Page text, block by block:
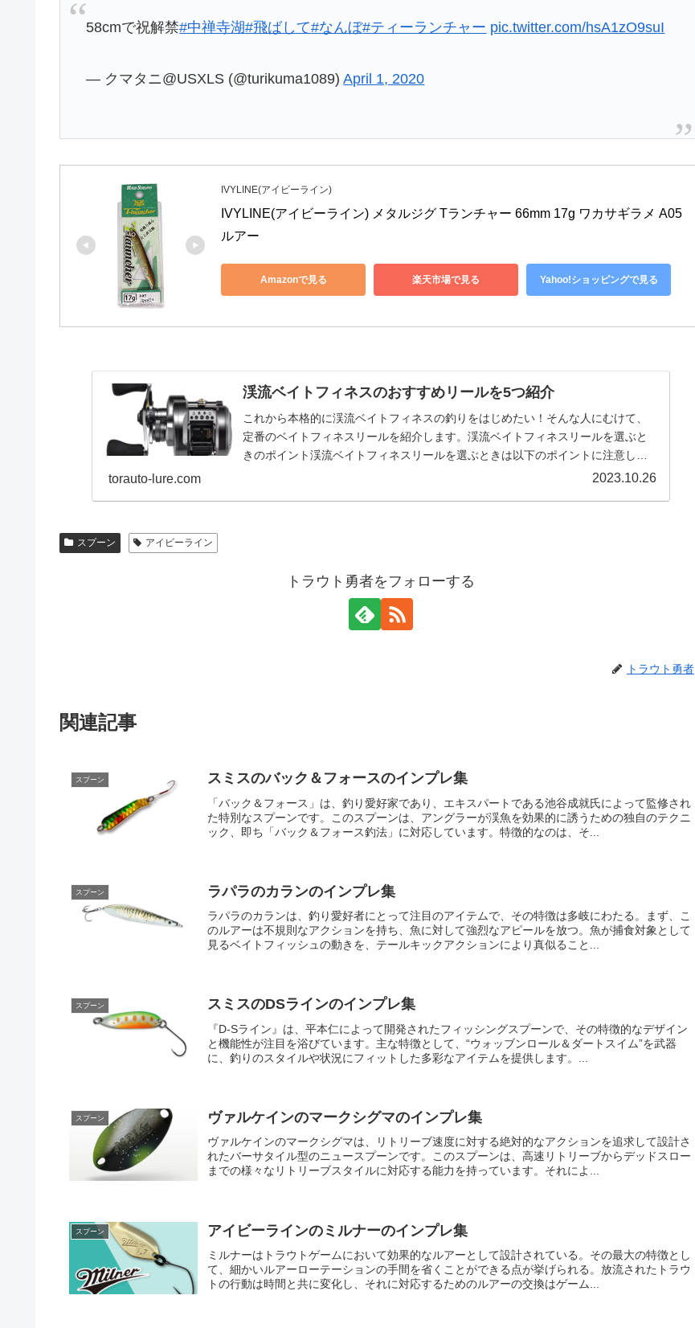
58cmで祝解禁#中禅寺湖#飛ばして#なんぼ#ティーランチャー pic.twitter.com/hsA1zO9suI
— クマタニ@USXLS (@turikuma1089)April 1, 2020
IVYLINE(アイビーライン)
IVYLINE(アイビーライン) メタルジグ Tランチャー 66mm 17g ワカサギラメ A05
ルアー
Amazonで見る 楽天市場で見る Yahoo!ショッピングで見る
渓流ベイトフィネスのおすすめリールを5つ紹介
これから本格的に渓流ベイトフィネスの釣りをはじめたい！そんな人にむけて、
定番のベイトフィネスリールを紹介します。渓流ベイトフィネスリールを選ぶと
きのポイント渓流ベイトフィネスリールを選ぶときは以下のポイントに注意して
torauto-lure.com 2023.10.26
スプーン アイビーライン
トラウト勇者をフォローする
トラウト勇者
関連記事
スプーン スミスのバック＆フォースのインプレ集
「バック＆フォース」は、釣り愛好家であり、エキスパートである池谷成就氏によって監修され
た特別なスプーンです。このスプーンは、アングラーが渓魚を効果的に誘うための独自のテクニ
ック、即ち「バック＆フォース釣法」に対応しています。特徴的なのは、そ...
スプーン ラパラのカランのインプレ集
ラパラのカランは、釣り愛好者にとって注目のアイテムで、その特徴は多岐にわたる。まず、こ
のルアーは不規則なアクションを持ち、魚に対して強烈なアピールを放つ。魚が捕食対象として
見るベイトフィッシュの動きを、テールキックアクションにより真似ること...
スプーン スミスのDSラインのインプレ集
『D-Sライン』は、平本仁によって開発されたフィッシングスプーンで、その特徴的なデザイン
と機能性が注目を浴びています。主な特徴として、“ウォッブンロール＆ダートスイム”を武器
に、釣りのスタイルや状況にフィットした多彩なアイテムを提供します。...
スプーン ヴァルケインのマークシグマのインプレ集
ヴァルケインのマークシグマは、リトリーブ速度に対する絶対的なアクションを追求して設計さ
れたバーサタイル型のニュースプーンです。このスプーンは、高速リトリーブからデッドスロー
までの様々なリトリーブスタイルに対応する能力を持っています。それによ...
スプーン アイビーラインのミルナーのインプレ集
ミルナーはトラウトゲームにおいて効果的なルアーとして設計されている。その最大の特徴とし
て、細かいルアーローテーションの手間を省くことができる点が挙げられる。放流されたトラウ
トの行動は時間と共に変化し、それに対応するためのルアーの交換はゲーム...